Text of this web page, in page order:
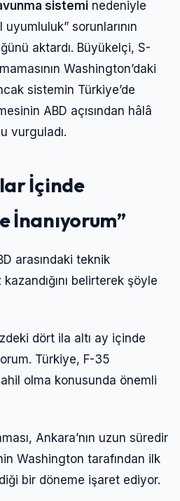
sistemi nedeniyle
sorunlarının
aktardı. Büyükelçi, S-
Washington’daki
sistemin Türkiye’de
ABD açısından hâlâ
vurguladı.
İçinde
İnanıyorum”
arasındaki teknik
belirterek şöyle
dört ila altı ay içinde
Türkiye, F-35
olma konusunda önemli
Ankara’nın uzun süredir
Washington tarafından ilk
bir döneme işaret ediyor.